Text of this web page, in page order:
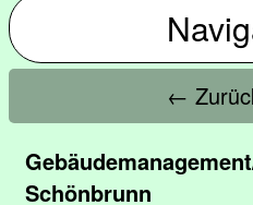
←
Schönbrunn